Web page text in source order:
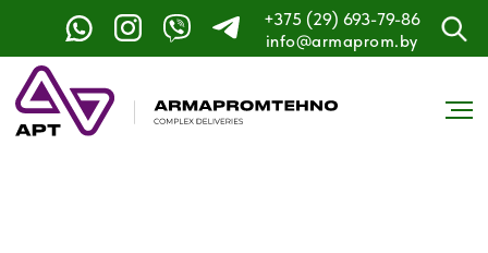
+375 (29) 693-79-86
info@armaprom.by
Контактный телефон: +375 (29) 693-79-86